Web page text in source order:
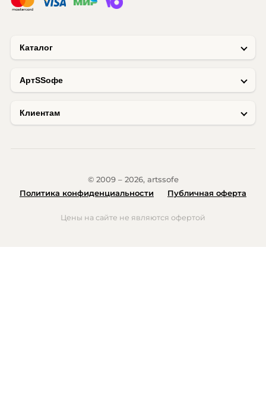
Каталог
AртSSофе
Клиентам
© 2009 – 2026, artssofe
Политика конфиденциальности
Публичная оферта
Цены на сайте не являются офертой